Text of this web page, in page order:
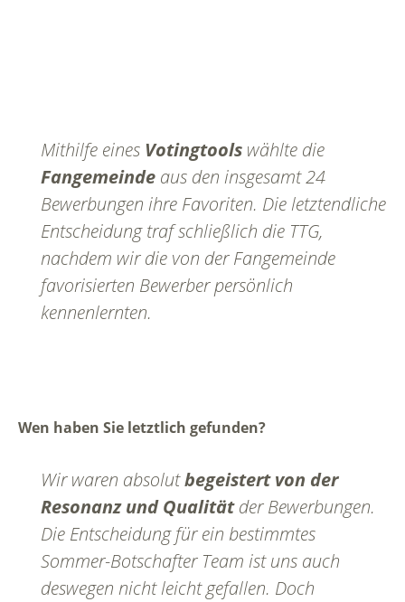
Mithilfe eines Votingtools wählte die
Fangemeinde aus den insgesamt 24
Bewerbungen ihre Favoriten. Die letztendliche
Entscheidung traf schließlich die TTG,
nachdem wir die von der Fangemeinde
favorisierten Bewerber persönlich
kennenlernten.
Wen haben Sie letztlich gefunden?
Wir waren absolutbegeistert von der
Resonanz und Qualitätder Bewerbungen.
Die Entscheidung für ein bestimmtes
Sommer-Botschafter Team ist uns auch
deswegen nicht leicht gefallen. Doch